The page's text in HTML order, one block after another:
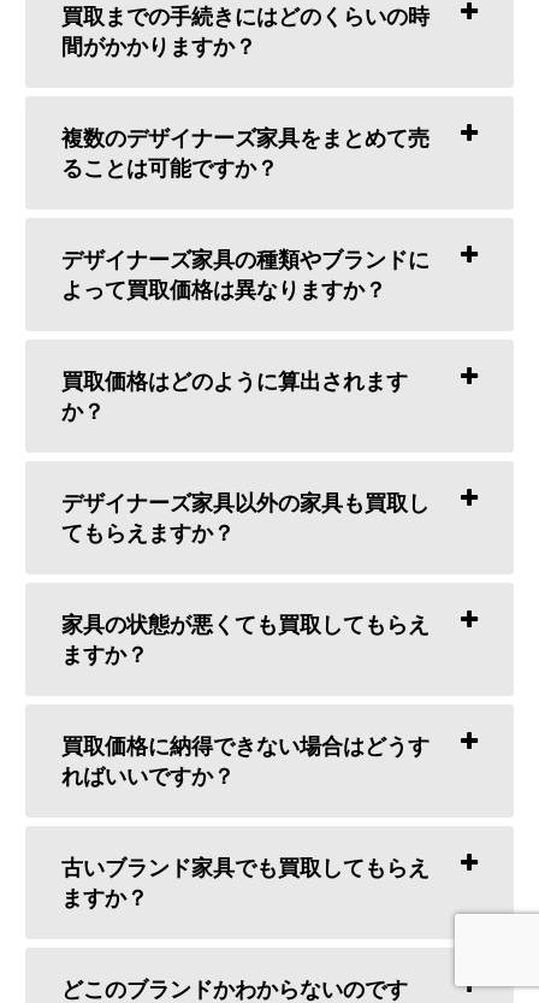
買取までの手続きにはどのくらいの時
間がかかりますか？
複数のデザイナーズ家具をまとめて売
ることは可能ですか？
デザイナーズ家具の種類やブランドに
よって買取価格は異なりますか？
買取価格はどのように算出されます
か？
デザイナーズ家具以外の家具も買取し
てもらえますか？
家具の状態が悪くても買取してもらえ
ますか？
買取価格に納得できない場合はどうす
ればいいですか？
古いブランド家具でも買取してもらえ
ますか？
どこのブランドかわからないのです